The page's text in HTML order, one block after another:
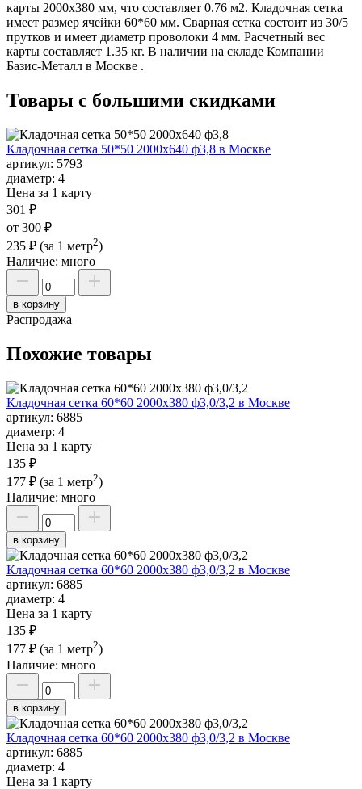
карты 2000х380 мм, что составляет 0.76 м2. Кладочная сетка
имеет размер ячейки 60*60 мм. Сварная сетка состоит из 30/5
прутков и имеет диаметр проволоки 4 мм. Расчетный вес
карты составляет 1.35 кг. В наличии на складе Компании
Базис-Металл в Москве .
Товары с большими скидками
Кладочная сетка 50*50 2000х640 ф3,8 в Москве
артикул: 5793
диаметр: 4
Цена за 1 карту
301 ₽
от 300 ₽
235 ₽ (за 1 метр2)
Наличие: много
в корзину
Распродажа
Похожие товары
Кладочная сетка 60*60 2000х380 ф3,0/3,2 в Москве
артикул: 6885
диаметр: 4
Цена за 1 карту
135 ₽
177 ₽ (за 1 метр2)
Наличие: много
в корзину
Кладочная сетка 60*60 2000х380 ф3,0/3,2 в Москве
артикул: 6885
диаметр: 4
Цена за 1 карту
135 ₽
177 ₽ (за 1 метр2)
Наличие: много
в корзину
Кладочная сетка 60*60 2000х380 ф3,0/3,2 в Москве
артикул: 6885
диаметр: 4
Цена за 1 карту